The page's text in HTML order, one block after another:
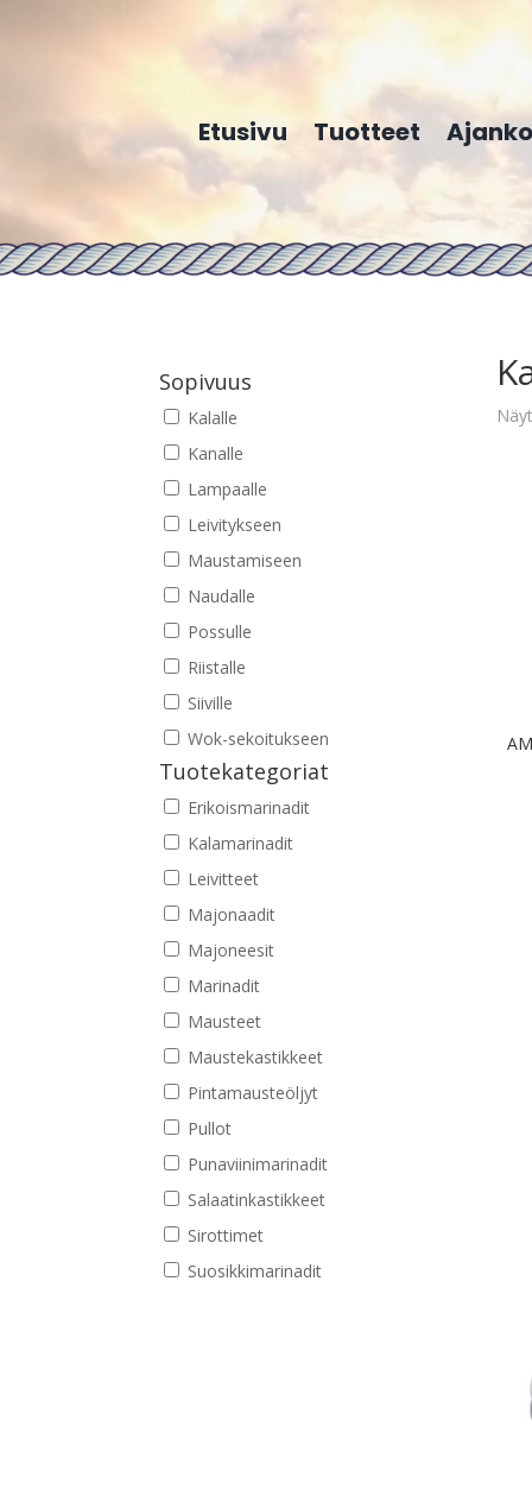
Etusivu Tuotteet
Sopivuus
Kalalle
Kanalle
Lampaalle
Leivitykseen
Maustamiseen
Naudalle
Possulle
Riistalle
Siiville
Wok-sekoitukseen
Tuotekategoriat
Erikoismarinadit
Kalamarinadit
Leivitteet
Majonaadit
Majoneesit
Marinadit
Mausteet
Maustekastikkeet
Pintamausteöljyt
Pullot
Punaviinimarinadit
Salaatinkastikkeet
Sirottimet
Suosikkimarinadit